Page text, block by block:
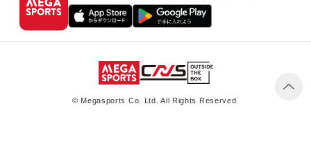
© Megasports Co. Ltd. All Rights Reserved.